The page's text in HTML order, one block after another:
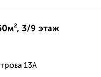
3/9 этаж
13А